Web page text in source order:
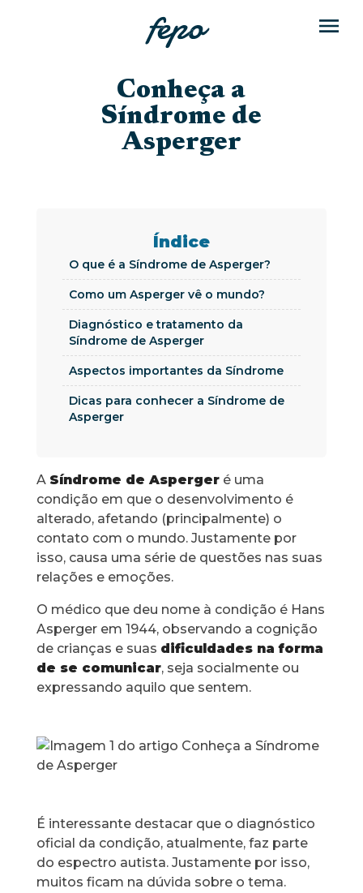
Conheça a
Síndrome de
Asperger
Índice
O que é a Síndrome de Asperger?
Como um Asperger vê o mundo?
Diagnóstico e tratamento da
Síndrome de Asperger
Aspectos importantes da Síndrome
Dicas para conhecer a Síndrome de
Asperger
A Síndrome de Aspergeré uma
condição em que o desenvolvimento é
alterado, afetando (principalmente) o
contato com o mundo. Justamente por
isso, causa uma série de questões nas suas
relações e emoções.
O médico que deu nome à condição é Hans
Asperger em 1944, observando a cognição
de crianças e suas dificuldades na forma
de se comunicar, seja socialmente ou
expressando aquilo que sentem.
É interessante destacar que o diagnóstico
oficial da condição, atualmente, faz parte
do espectro autista. Justamente por isso,
muitos ficam na dúvida sobre o tema.